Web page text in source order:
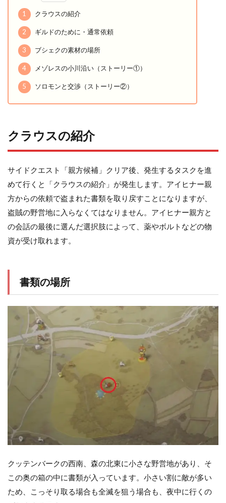
1 クラウスの紹介
2 ギルドのために・通常依頼
3 ブシェクの素材の場所
4 メゾレスの小川沿い（ストーリー①）
5 ソロモンと交渉（ストーリー②）
クラウスの紹介
サイドクエスト「親方候補」クリア後、発生するタスクを進
めて行くと「クラウスの紹介」が発生します。アイヒナー親
方からの依頼で盗まれた書類を取り戻すことになりますが、
盗賊の野営地に入らなくてはなりません。アイヒナー親方と
の会話の最後に選んだ選択肢によって、薬やボルトなどの物
資が受け取れます。
書類の場所
クッテンバークの西南、森の北東に小さな野営地があり、そ
この奥の箱の中に書類が入っています。小さい割に敵が多い
ため、こっそり取る場合も全滅を狙う場合も、夜中に行くの